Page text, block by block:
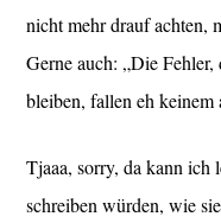
nicht mehr drauf achten,
Gerne auch: „Die
bleiben, fallen eh keinem
Tjaaa, sorry, da kann ich
schreiben würden, wie